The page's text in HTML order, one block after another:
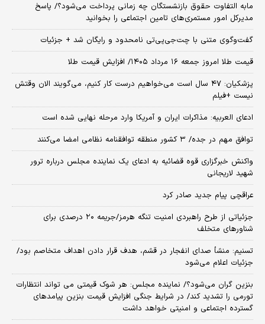
مابه التفاوت حقوق بازنشستگان چه زمانی پرداخت می‌شود؟/ پاسخ
مدیرکل امور مستمری‌های تامین اجتماعی را بخوانید
گفت‌وگوی متنی با چت‌جی‌پی‌تی نامحدود و رایگان شد + جزئیات
قیمت طلا امروز جمعه ۱۶ مرداد ۱۴۰۵/ افزایش قیمت طلا
پزشکیان: ۴۷ سال است می‌خواهیم درست کار کنیم، می‌گویند الان وقتش
نیست +فیلم
ادعای العربیه: مذاکرات ایران و آمریکا وارد مرحله نهایی شده است
توافق مهم در جده/ ۳ کشور منطقه توافقنامه نظامی امضا می‌کنند
واکنش خبرگزاری قوه قضائیه به ادعای یک نماینده مجلس درباره ترور
شهید لاریجانی
عراقچی پیام جدید صادر کرد
جزئیاتی از طرح راهبردی امنیت تنگه هرمز/جریمه ۲۰ درصدی برای
شناورهای متخلف
تسنیم: منشأ صدای انفجار در قشم، هدف قرار دادن اهداف متخاصم بود/
جزئیات اعلام می‌شود
بنزین گران می‌شود؟/ نماینده مجلس: هر شوک قیمتی می تواند انتظارات
تورمی را تشدید کند/ در شرایط جنگی افزایش قیمت بنزین پیامدهای
گسترده اجتماعی و امنیتی خواهد داشت